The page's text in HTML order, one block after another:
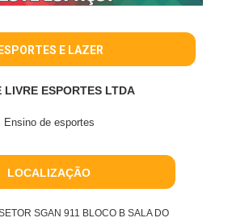
ESPORTES E LAZER
LIVRE ESPORTES LTDA
Ensino de esportes
LOCALIZAÇÃO
SGAN 911 BLOCO B SALA DO